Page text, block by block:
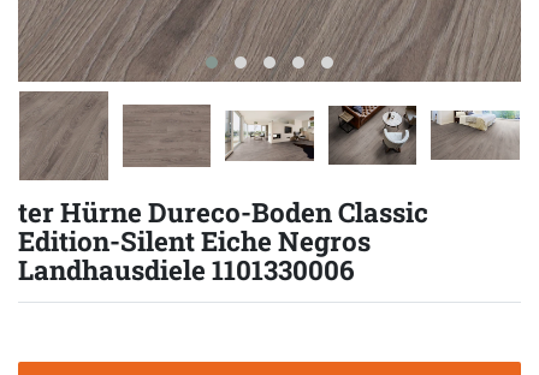
ter Hürne Dureco-Boden Classic
Edition-Silent Eiche Negros
Landhausdiele 1101330006